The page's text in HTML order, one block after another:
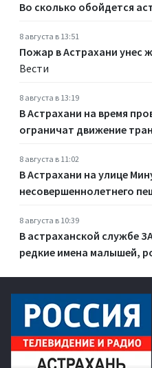
Во сколько обойдется
8 августа в 13:51
Пожар в Астрахани унес
Вести
8 августа в 13:19
В Астрахани на время
ограничат движение
8 августа в 11:02
В Астрахани на улице
несовершеннолетнего
8 августа в 10:39
В астраханской службе
редкие имена малышей,